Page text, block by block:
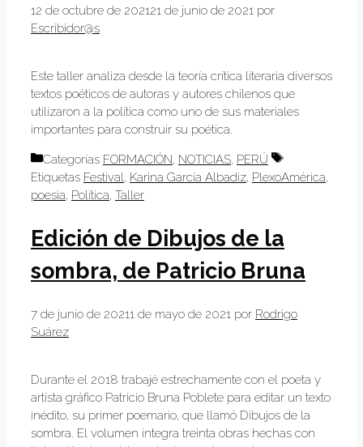
12 de octubre de 202121 de junio de 2021 por
Escribidor@s
Este taller analiza desde la teoría crítica literaria diversos
textos poéticos de autoras y autores chilenos que
utilizaron a la política como uno de sus materiales
importantes para construir su poética.
Categorías FORMACIÓN, NOTICIAS, PERÚ
Etiquetas Festival, Karina García Albadiz, PlexoAmérica,
poesìa, Política, Taller
Edición de Dibujos de la
sombra, de Patricio Bruna
7 de junio de 20211 de mayo de 2021 por Rodrigo
Suárez
Durante el 2018 trabajé estrechamente con el poeta y
artista gráfico Patricio Bruna Poblete para editar un texto
inédito, su primer poemario, que llamó Dibujos de la
sombra. El volumen integra treinta obras hechas con